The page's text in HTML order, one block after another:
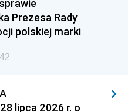
Prezesa Rady
polskiej marki
lipca 2026 r. o